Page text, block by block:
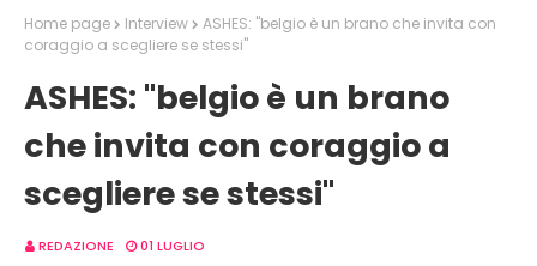
Home page Interview
ASHES: "belgio è un brano che invita con
coraggio a scegliere se stessi"
ASHES: "belgio è un brano
che invita con coraggio a
scegliere se stessi"
REDAZIONE 01 LUGLIO